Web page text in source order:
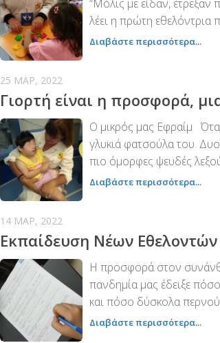
“Μόλις με είδαν, έτρεξαν
λέει η πρώτη εθελόντρια
Διαβάστε περισσότερα...
25 ΜΑΡ, 2022
Γιορτή είναι η προσφορά,
Ο μικρός μας Εφραίμ
γλυκιά φατσούλα του. Δυο
πιο όμορφες ψευδές
Διαβάστε περισσότερα...
14 ΜΑΡ, 2022
Εκπαίδευση Νέων Εθελοντών
Η προσφορά στον
πανδημία μας έδειξε
και πόσο δύσκολα
Διαβάστε περισσότερα...